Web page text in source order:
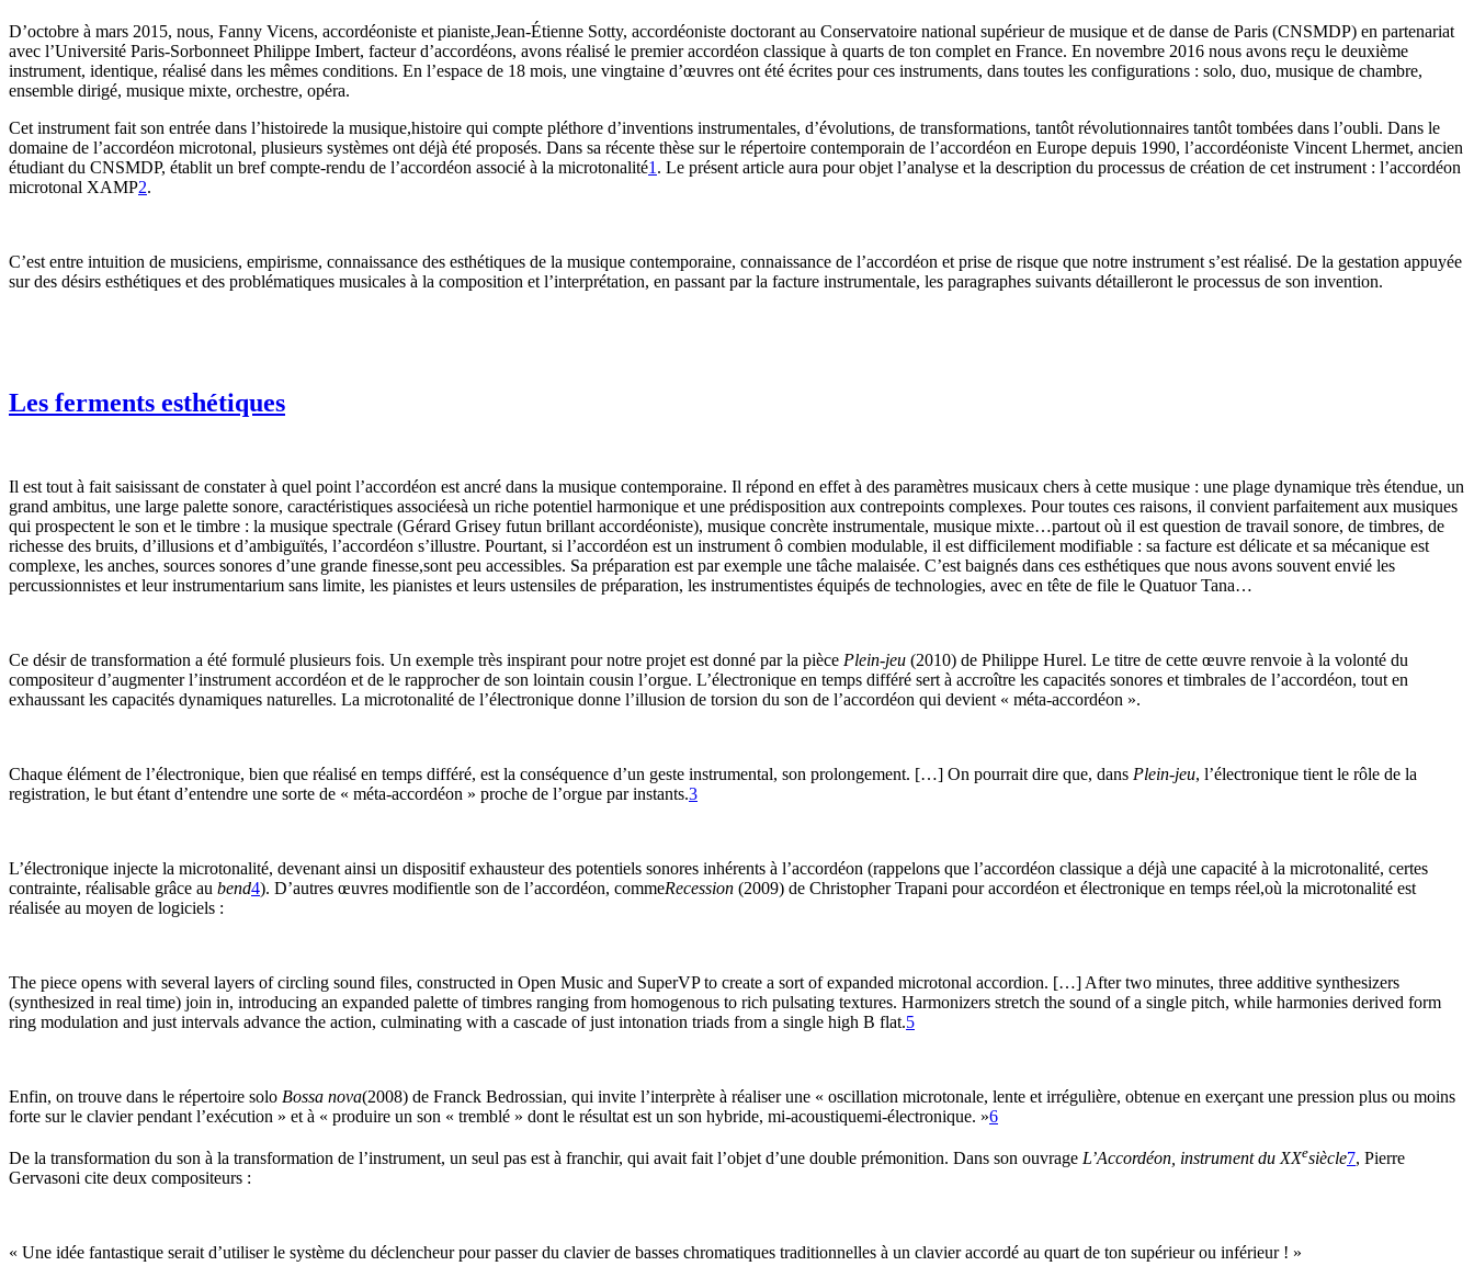
D’octobre à mars 2015, nous, Fanny Vicens, accordéoniste et pianiste,Jean-Étienne Sotty, accordéoniste doctorant au Conservatoire national supérieur de musique et de danse de Paris (CNSMDP) en partenariat
avec l’Université Paris-Sorbonneet Philippe Imbert, facteur d’accordéons, avons réalisé le premier accordéon classique à quarts de ton complet en France. En novembre 2016 nous avons reçu le deuxième
instrument, identique, réalisé dans les mêmes conditions. En l’espace de 18 mois, une vingtaine d’œuvres ont été écrites pour ces instruments, dans toutes les configurations : solo, duo, musique de chambre,
ensemble dirigé, musique mixte, orchestre, opéra.
Cet instrument fait son entrée dans l’histoirede la musique,histoire qui compte pléthore d’inventions instrumentales, d’évolutions, de transformations, tantôt révolutionnaires tantôt tombées dans l’oubli. Dans le
domaine de l’accordéon microtonal, plusieurs systèmes ont déjà été proposés. Dans sa récente thèse sur le répertoire contemporain de l’accordéon en Europe depuis 1990, l’accordéoniste Vincent Lhermet, ancien
étudiant du CNSMDP, établit un bref compte-rendu de l’accordéon associé à la microtonalité1 . Le présent article aura pour objet l’analyse et la description du processus de création de cet instrument : l’accordéon
microtonal XAMP2.
C’est entre intuition de musiciens, empirisme, connaissance des esthétiques de la musique contemporaine, connaissance de l’accordéon et prise de risque que notre instrument s’est réalisé. De la gestation appuyée
sur des désirs esthétiques et des problématiques musicales à la composition et l’interprétation, en passant par la facture instrumentale, les paragraphes suivants détailleront le processus de son invention.
Les ferments esthétiques
Il est tout à fait saisissant de constater à quel point l’accordéon est ancré dans la musique contemporaine. Il répond en effet à des paramètres musicaux chers à cette musique : une plage dynamique très étendue, un
grand ambitus, une large palette sonore, caractéristiques associéesà un riche potentiel harmonique et une prédisposition aux contrepoints complexes. Pour toutes ces raisons, il convient parfaitement aux musiques
qui prospectent le son et le timbre : la musique spectrale (Gérard Grisey futun brillant accordéoniste), musique concrète instrumentale, musique mixte…partout où il est question de travail sonore, de timbres, de
richesse des bruits, d’illusions et d’ambiguïtés, l’accordéon s’illustre. Pourtant, si l’accordéon est un instrument ô combien modulable, il est difficilement modifiable : sa facture est délicate et sa mécanique est
complexe, les anches, sources sonores d’une grande finesse,sont peu accessibles. Sa préparation est par exemple une tâche malaisée. C’est baignés dans ces esthétiques que nous avons souvent envié les
percussionnistes et leur instrumentarium sans limite, les pianistes et leurs ustensiles de préparation, les instrumentistes équipés de technologies, avec en tête de file le Quatuor Tana…
Ce désir de transformation a été formulé plusieurs fois. Un exemple très inspirant pour notre projet est donné par la pièce Plein-jeu (2010) de Philippe Hurel. Le titre de cette œuvre renvoie à la volonté du
compositeur d’augmenter l’instrument accordéon et de le rapprocher de son lointain cousin l’orgue. L’électronique en temps différé sert à accroître les capacités sonores et timbrales de l’accordéon, tout en
exhaussant les capacités dynamiques naturelles. La microtonalité de l’électronique donne l’illusion de torsion du son de l’accordéon qui devient « méta-accordéon ».
Chaque élément de l’électronique, bien que réalisé en temps différé, est la conséquence d’un geste instrumental, son prolongement. […] On pourrait dire que, dans Plein-jeu, l’électronique tient le rôle de la
registration, le but étant d’entendre une sorte de « méta-accordéon » proche de l’orgue par instants.3
L’électronique injecte la microtonalité, devenant ainsi un dispositif exhausteur des potentiels sonores inhérents à l’accordéon (rappelons que l’accordéon classique a déjà une capacité à la microtonalité, certes
contrainte, réalisable grâce au bend4). D’autres œuvres modifientle son de l’accordéon, commeRecession (2009) de Christopher Trapani pour accordéon et électronique en temps réel,où la microtonalité est
réalisée au moyen de logiciels :
The piece opens with several layers of circling sound files, constructed in Open Music and SuperVP to create a sort of expanded microtonal accordion. […] After two minutes, three additive synthesizers
(synthesized in real time) join in, introducing an expanded palette of timbres ranging from homogenous to rich pulsating textures. Harmonizers stretch the sound of a single pitch, while harmonies derived form
ring modulation and just intervals advance the action, culminating with a cascade of just intonation triads from a single high B flat.5
Enfin, on trouve dans le répertoire solo Bossa nova(2008) de Franck Bedrossian, qui invite l’interprète à réaliser une « oscillation microtonale, lente et irrégulière, obtenue en exerçant une pression plus ou moins
forte sur le clavier pendant l’exécution » et à « produire un son « tremblé » dont le résultat est un son hybride, mi-acoustiquemi-électronique. »6
De la transformation du son à la transformation de l’instrument, un seul pas est à franchir, qui avait fait l’objet d’une double prémonition. Dans son ouvrage L’Accordéon , instrument du XXesiècle7, Pierre
Gervasoni cite deux compositeurs :
« Une idée fantastique serait d’utiliser le système du déclencheur pour passer du clavier de basses chromatiques traditionnelles à un clavier accordé au quart de ton supérieur ou inférieur ! »